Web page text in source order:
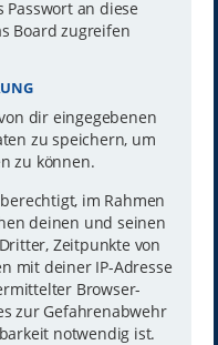
an diese
Board zugreifen
dir eingegebenen
zu speichern, um
zu können.
im Rahmen
deinen und seinen
Zeitpunkte von
mit deiner IP-Adresse
Browser-
zur Gefahrenabwehr
notwendig ist.